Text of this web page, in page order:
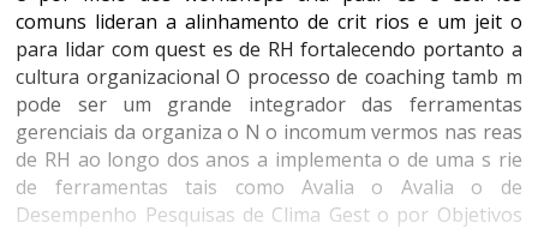
comuns lideran a alinhamento de crit rios e um jeit o
para lidar com quest es de RH fortalecendo portanto a
cultura organizacional O processo de coaching tamb m
pode ser um grande integrador das ferramentas
gerenciais da organiza o N o incomum vermos nas reas
de RH ao longo dos anos a implementa o de uma s rie
de ferramentas tais como Avalia o Avalia o de
Desempenho Pesquisas de Clima Gest o por Objetivos